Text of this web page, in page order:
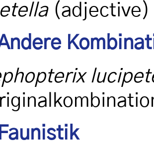
(adjective)